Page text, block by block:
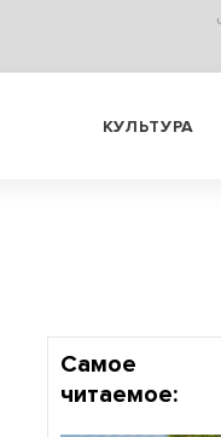
КУЛЬТУРА
Самое
читаемое: